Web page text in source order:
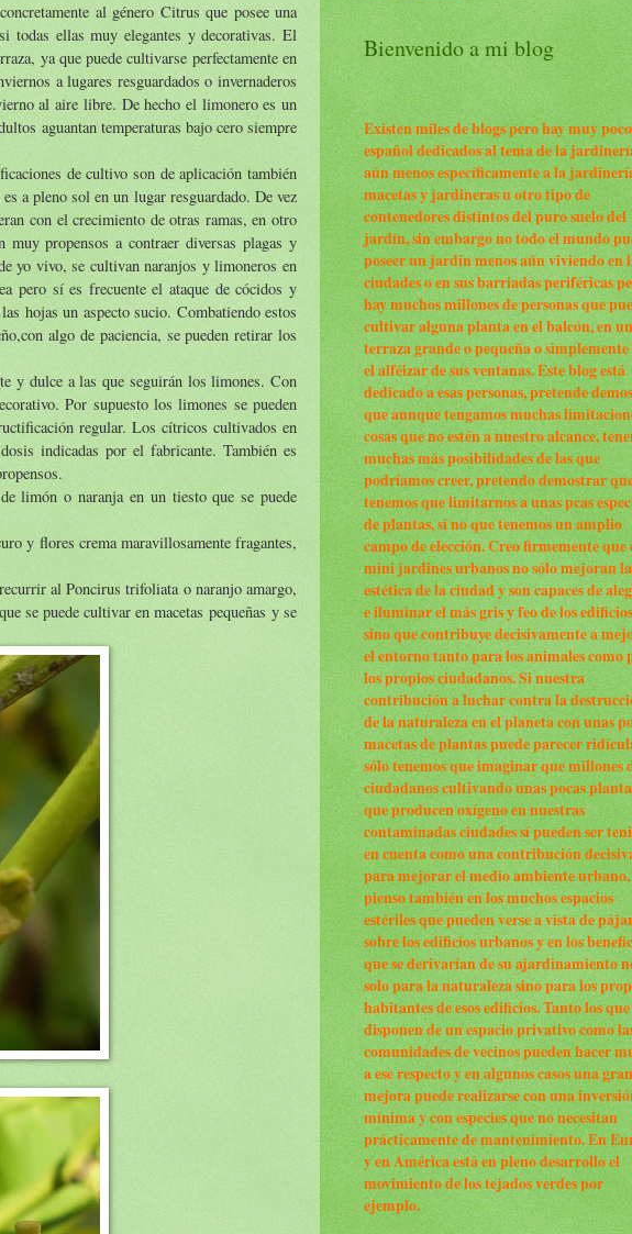
al género Citrus que posee una
todas ellas muy elegantes y decorativas. El
ya que puede cultivarse perfectamente en
a lugares resguardados o invernaderos
al aire libre. De hecho el limonero es un
aguantan temperaturas bajo cero siempre
de cultivo son de aplicación también
a pleno sol en un lugar resguardado. De vez
con el crecimiento de otras ramas, en otro
muy propensos a contraer diversas plagas y
yo vivo, se cultivan naranjos y limoneros en
pero sí es frecuente el ataque de cócidos y
hojas un aspecto sucio. Combatiendo estos
algo de paciencia, se pueden retirar los
y dulce a las que seguirán los limones. Con
Por supuesto los limones se pueden
regular. Los cítricos cultivados en
indicadas por el fabricante. También es
limón o naranja en un tiesto que se puede
y flores crema maravillosamente fragantes,
al Poncirus trifoliata o naranjo amargo,
se puede cultivar en macetas pequeñas y se
Bienvenido a mi blog
Existen miles de blogs pero hay muy
español dedicados al tema de la
aún menos específicamente a la
macetas y jardineras u otro tipo de
contenedores distintos del puro suelo del
jardín, sin embargo no todo el mundo
poseer un jardín menos aún viviendo en
ciudades o en sus barriadas periféricas
hay muchos millones de personas que
cultivar alguna planta en el balcón, en
terraza grande o pequeña o simplemente
el alféizar de sus ventanas. Este blog está
dedicado a esas personas, pretende
que aunque tengamos muchas
cosas que no estén a nuestro alcance,
muchas más posibilidades de las que
podríamos creer, pretendo demostrar
tenemos que limitarnos a unas pcas
de plantas, si no que tenemos un amplio
campo de elección. Creo firmemente que
mini jardines urbanos no sólo mejoran la
estética de la ciudad y son capaces de
e iluminar el más gris y feo de los edificios
sino que contribuye decisivamente a
el entorno tanto para los animales como
los propios ciudadanos. Si nuestra
contribución a luchar contra la
de la naturaleza en el planeta con unas
macetas de plantas puede parecer
sólo tenemos que imaginar que millones
ciudadanos cultivando unas pocas
que producen oxígeno en nuestras
contaminadas ciudades sí pueden ser
en cuenta como una contribución
para mejorar el medio ambiente urbano,
pienso también en los muchos espacios
estériles que pueden verse a vista de
sobre los edificios urbanos y en los
que se derivarían de su ajardinamiento
solo para la naturaleza sino para los
habitantes de esos edificios. Tanto los que
disponen de un espacio privativo como
comunidades de vecinos pueden hacer
a ese respecto y en algunos casos una gran
mejora puede realizarse con una
mínima y con especies que no necesitan
prácticamente de mantenimiento. En
y en América está en pleno desarrollo el
movimiento de los tejados verdes por
ejemplo.